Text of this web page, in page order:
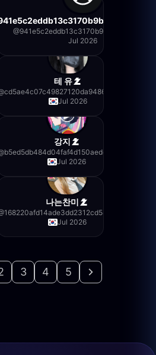
@941e5c2eddb13c3170b9bc57b9e57271
Jul 2026
테 유
cd5ae4c07c49827120da9486e13454f5
Jul 2026
강지
b5ed5db484d04faf4d150aedd362f34b
Jul 2026
나는찬미
168220afd14ade3dd2312cd5484f0013
Jul 2026
3 4 5